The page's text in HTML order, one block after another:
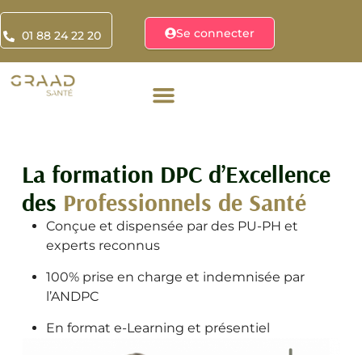
01 88 24 22 20 Se connecter
La formation DPC d’Excellence
des Professionnels de Santé
Conçue et dispensée par des PU-PH et
experts reconnus
100% prise en charge et indemnisée par
l’ANDPC
En format e-Learning et présentiel